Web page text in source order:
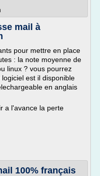
mail à
pour mettre en place
: la note moyenne de
linux ? vous pourrez
est il disponible
en anglais
a l'avance la perte
100% français